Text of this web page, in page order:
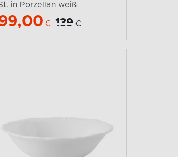
in Porzellan weiß
€ 139 €